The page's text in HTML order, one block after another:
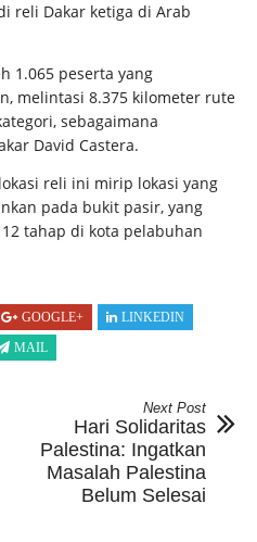
reli Dakar ketiga di Arab
1.065 peserta yang
melintasi 8.375 kilometer rute
sebagaimana
David Castera.
reli ini mirip lokasi yang
pada bukit pasir, yang
tahap di kota pelabuhan
GOOGLE+
LINKEDIN
MAIL
Next Post
Hari Solidaritas
Palestina: Ingatkan
Masalah Palestina
Belum Selesai